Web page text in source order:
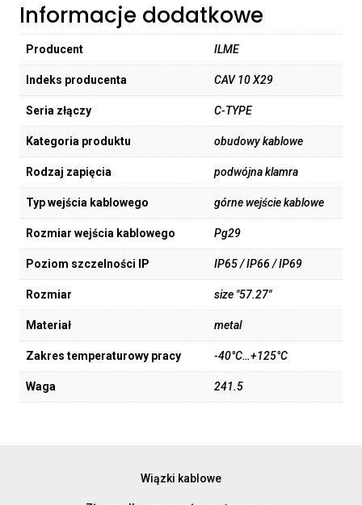
Informacje dodatkowe
Producent ILME
Indeks producenta CAV 10 X29
Seria złączy C-TYPE
Kategoria produktu obudowy kablowe
Rodzaj zapięcia podwójna klamra
Typ wejścia kablowego górne wejście kablowe
Rozmiar wejścia kablowego Pg29
Poziom szczelności IP IP65 / IP66 / IP69
Rozmiar size "57.27"
Materiał metal
Zakres temperaturowy pracy -40°C…+125°C
Waga 241.5
Wiązki kablowe